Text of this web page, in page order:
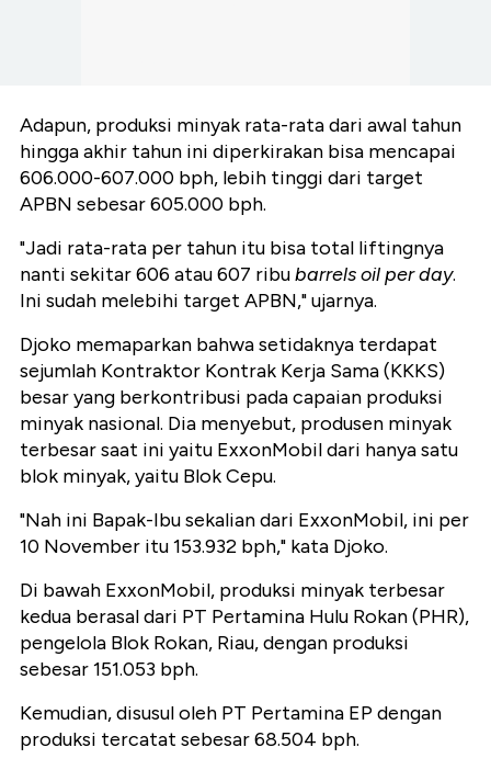
Adapun, produksi minyak rata-rata dari awal tahun
hingga akhir tahun ini diperkirakan bisa mencapai
606.000-607.000 bph, lebih tinggi dari target
APBN sebesar 605.000 bph.
"Jadi rata-rata per tahun itu bisa total liftingnya
nanti sekitar 606 atau 607 ribubarrels oil per day.
Ini sudah melebihi target APBN," ujarnya.
Djoko memaparkan bahwa setidaknya terdapat
sejumlah Kontraktor Kontrak Kerja Sama (KKKS)
besar yang berkontribusi pada capaian produksi
minyak nasional. Dia menyebut, produsen minyak
terbesar saat ini yaitu ExxonMobil dari hanya satu
blok minyak, yaitu Blok Cepu.
"Nah ini Bapak-Ibu sekalian dari ExxonMobil, ini per
10 November itu 153.932 bph," kata Djoko.
Di bawah ExxonMobil, produksi minyak terbesar
kedua berasal dari PT Pertamina Hulu Rokan (PHR),
pengelola Blok Rokan, Riau, dengan produksi
sebesar 151.053 bph.
Kemudian, disusul oleh PT Pertamina EP dengan
produksi tercatat sebesar 68.504 bph.